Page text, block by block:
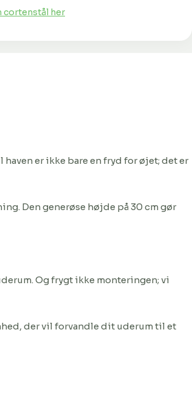
cortenstål her
er ikke bare en fryd for øjet; det er
Den generøse højde på 30 cm gør
Og frygt ikke monteringen; vi
der vil forvandle dit uderum til et